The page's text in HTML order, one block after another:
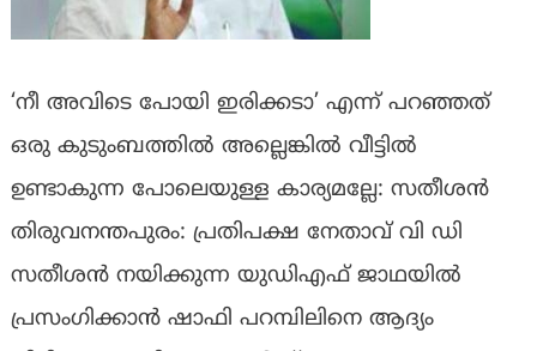
‘നീ അവിടെ പോയി ഇരിക്കടാ’ എന്ന് പറഞ്ഞത്
ഒരു കുടുംബത്തിൽ അല്ലെങ്കിൽ വീട്ടിൽ
ഉണ്ടാകുന്ന പോലെയുള്ള കാര്യമല്ലേ: സതീശൻ
തിരുവനന്തപുരം: പ്രതിപക്ഷ നേതാവ്‌ വി ഡി
സതീശൻ നയിക്കുന്ന യുഡിഎഫ്‌ ജാഥയിൽ
പ്രസംഗിക്കാൻ ഷാഫി പറമ്പിലിനെ ആദ്യം